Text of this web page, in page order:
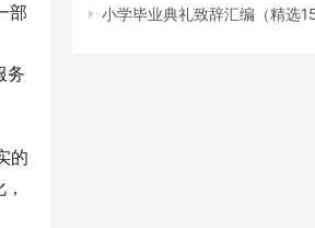
部
务
的
小学毕业典礼致辞汇编（精选15